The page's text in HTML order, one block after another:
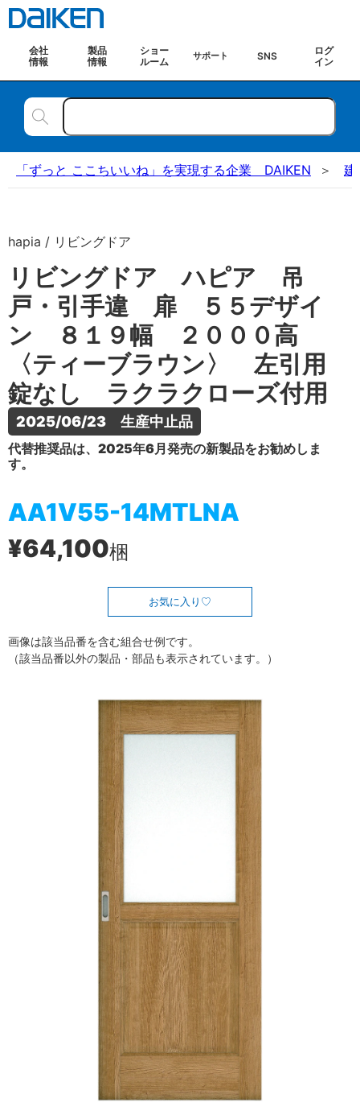
会社
情報
製品
情報
ショー
ルーム
サポート SNS
ログ
イン
「ずっと ここちいいね」を実現する企業 DAIKEN 建
hapia / リビングドア
リビングドア ハピア 吊
戸・引手違 扉 ５５デザイ
ン ８１９幅 ２０００高
〈ティーブラウン〉 左引用
錠なし ラクラクローズ付用
2025/06/23　生産中止品
代替推奨品は、2025年6月発売の新製品をお勧めしま
す。
AA1V55-14MTLNA
¥64,100梱
お気に入り
画像は該当品番を含む組合せ例です。
（該当品番以外の製品・部品も表示されています。）